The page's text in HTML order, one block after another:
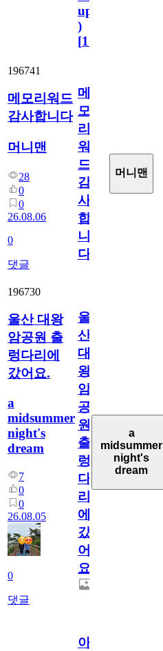
update
)
[110
196741
메모리워드
감사합니다
머니맨
28
0
0
26.08.06
0
댓글
메
모
리
워
드
감
사
합
니
다
머니맨
196730
울산 대왕
암공원 출
렁다리에
갔어요.
a
midsummer
night's
dream
7
0
0
26.08.05
0
댓글
울
산
대
왕
암
공
원
출
렁
다
리
에
갔
어
요.
a
midsummer
night's
dream
아.